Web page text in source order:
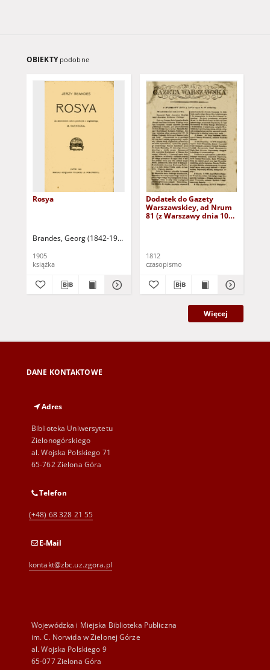
OBIEKTY podobne
Rosya
Brandes, Georg (1842-1927)
1905
książka
Dodatek do Gazety
Warszawskiey, ad Nrum
81 (z Warszawy dnia 10
1812
czasopismo
Więcej
DANE KONTAKTOWE
Adres
Biblioteka Uniwersytetu
Zielonogórskiego
al. Wojska Polskiego 71
65-762 Zielona Góra
Telefon
(+48) 68 328 21 55
E-Mail
kontakt@zbc.uz.zgora.pl
Wojewódzka i Miejska Biblioteka Publiczna
im. C. Norwida w Zielonej Górze
al. Wojska Polskiego 9
65-077 Zielona Góra